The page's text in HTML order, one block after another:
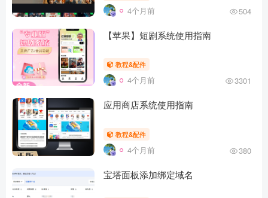
4个月前 504
【苹果】短剧系统使用指南
教程&配件
4个月前 3301
应用商店系统使用指南
教程&配件
4个月前 380
宝塔面板添加绑定域名